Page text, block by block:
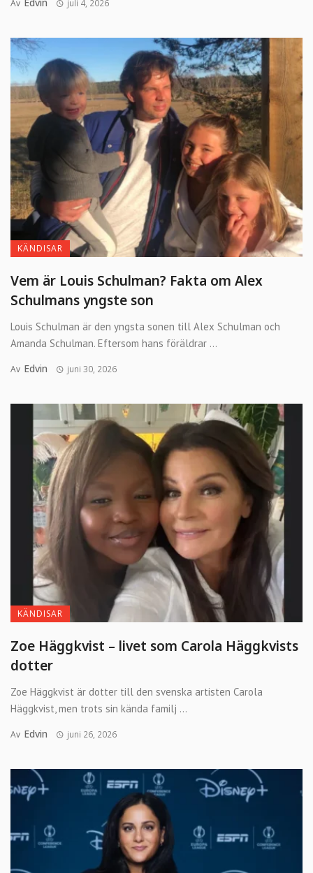
Av Edvin juli 4, 2026
KÄNDISAR
Vem är Louis Schulman? Fakta om Alex
Schulmans yngste son
Louis Schulman är den yngsta sonen till Alex Schulman och
Amanda Schulman. Eftersom hans föräldrar ...
Av Edvin juni 30, 2026
KÄNDISAR
Zoe Häggkvist – livet som Carola Häggkvists
dotter
Zoe Häggkvist är dotter till den svenska artisten Carola
Häggkvist, men trots sin kända familj ...
Av Edvin juni 26, 2026